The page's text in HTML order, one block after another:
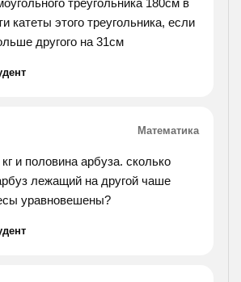
треугольника 180см в
катеты этого треугольника, если
другого на 31см
Математика
и половина арбуза. сколько
лежащий на другой чаше
уравновешены?